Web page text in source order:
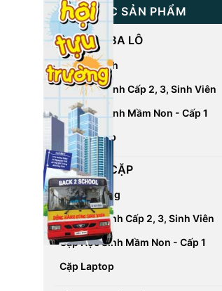
DANH MỤC SẢN PHẨM
CÁC LOẠI BA LÔ
Balo Du Lịch
Balo Học Sinh Cấp 2, 3, Sinh Viên
Balo Học Sinh Mầm Non - Cấp 1
Balo Laptop
CÁC LOẠI CẶP
Cặp Đa Năng
Cặp Học Sinh Cấp 2, 3, Sinh Viên
Cặp Học Sinh Mầm Non - Cấp 1
Cặp Laptop